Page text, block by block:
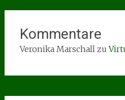
Kommentare
Veronika Marschallzu